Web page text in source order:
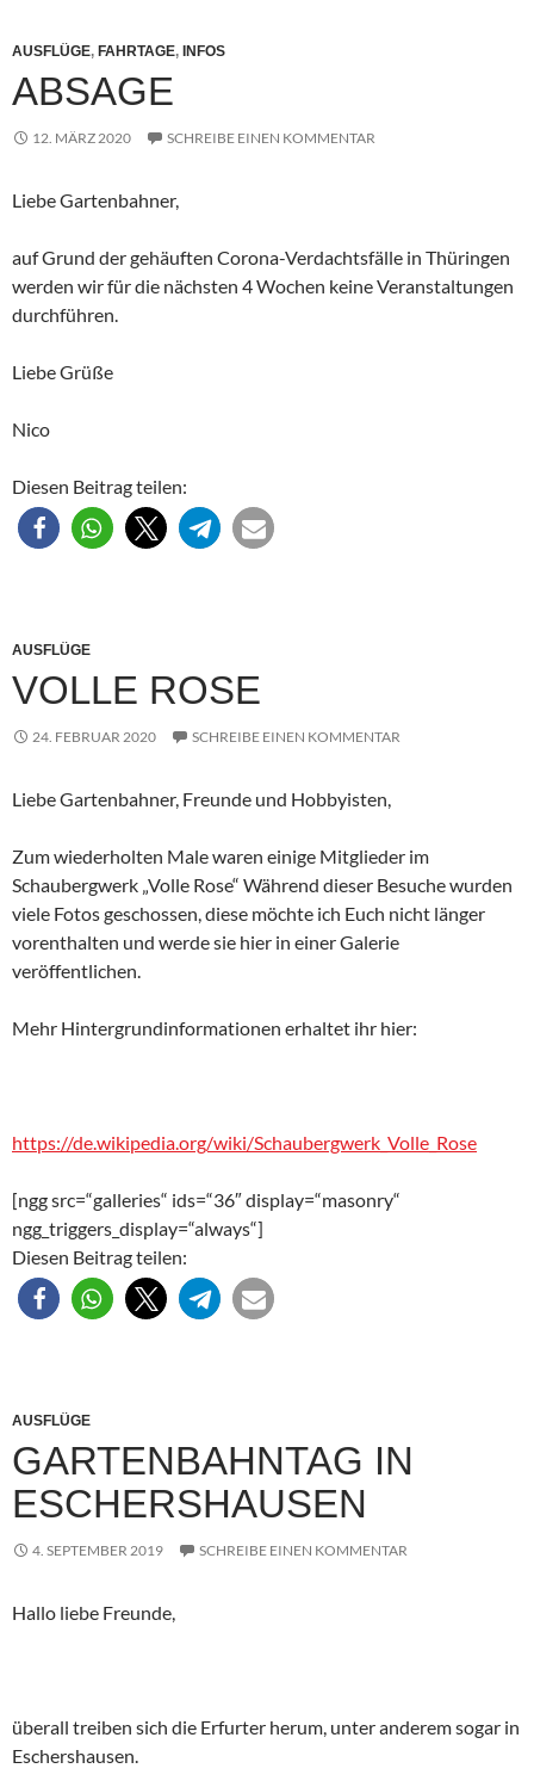
AUSFLÜGE, FAHRTAGE, INFOS
ABSAGE
12. MÄRZ 2020 SCHREIBE EINEN KOMMENTAR
Liebe Gartenbahner,
auf Grund der gehäuften Corona-Verdachtsfälle in Thüringen
werden wir für die nächsten 4 Wochen keine Veranstaltungen
durchführen.
Liebe Grüße
Nico
Diesen Beitrag teilen:
AUSFLÜGE
VOLLE ROSE
24. FEBRUAR 2020 SCHREIBE EINEN KOMMENTAR
Liebe Gartenbahner, Freunde und Hobbyisten,
Zum wiederholten Male waren einige Mitglieder im
Schaubergwerk „Volle Rose“ Während dieser Besuche wurden
viele Fotos geschossen, diese möchte ich Euch nicht länger
vorenthalten und werde sie hier in einer Galerie
veröffentlichen.
Mehr Hintergrundinformationen erhaltet ihr hier:
https://de.wikipedia.org/wiki/Schaubergwerk_Volle_Rose
[ngg src=“galleries“ ids=“36″ display=“masonry“
ngg_triggers_display=“always“]
Diesen Beitrag teilen:
AUSFLÜGE
GARTENBAHNTAG IN
ESCHERSHAUSEN
4. SEPTEMBER 2019 SCHREIBE EINEN KOMMENTAR
Hallo liebe Freunde,
überall treiben sich die Erfurter herum, unter anderem sogar in
Eschershausen.